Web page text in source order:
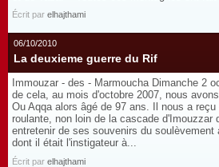
Écrit par elhajthami
06/10/2010
La deuxieme guerre du Rif
Immouzar - des - Marmoucha Dimanche 2
de cela, au mois d'octobre 2007, nous
Ou Aqqa alors âgé de 97 ans. Il nous a
roulante, non loin de la cascade d'Imouzzar
entretenir de ses souvenirs du soulèvement
dont il était l'instigateur à...
Écrit par elhajthami